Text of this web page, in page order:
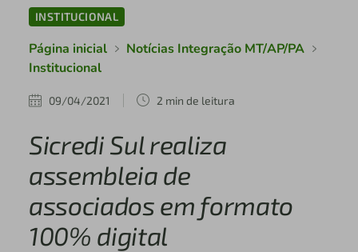
INSTITUCIONAL
Página inicial
Notícias Integração MT/AP/PA
Institucional
09/04/2021 2 min de leitura
Sicredi Sul realiza
assembleia de
associados em formato
100% digital